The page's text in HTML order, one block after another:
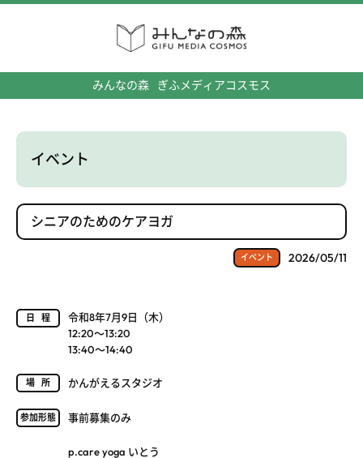
みんなの森 ぎふメディアコスモス
イベント
シニアのためのケアヨガ
イベント 2026/05/11
日程
令和8年7月9日（木）
12:20～13:20
13:40～14:40
場所 かんがえるスタジオ
参加形態 事前募集のみ
p.care yoga いとう